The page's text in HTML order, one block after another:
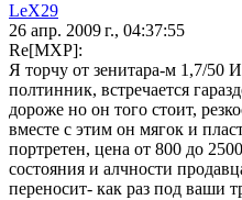
LeX29
26 апр. 2009 г., 04:37:55
Re[MXP]:
Я торчу от зенитара-м 1,7/
полтинник, встречается
дороже но он того стоит,
вместе с этим он мягок и
портретен, цена от 800 до
состояния и алчности
переносит- как раз под ваши